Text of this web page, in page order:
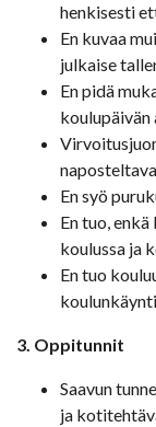
henkisesti
En kuvaa
julkaise
En pidä
koulupäivän
En syö
En tuo,
koulussa ja
En tuo
3. Oppitunnit
Saavun
ja